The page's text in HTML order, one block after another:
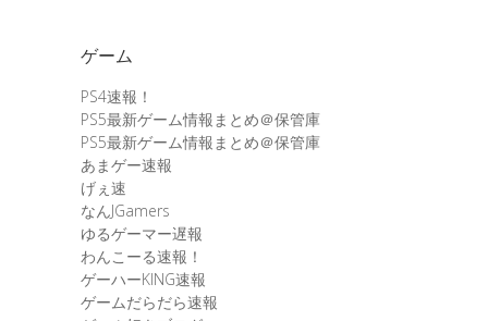
ゲーム
PS4速報！
PS5最新ゲーム情報まとめ＠保管庫
PS5最新ゲーム情報まとめ＠保管庫
あまゲー速報
げぇ速
なんJGamers
ゆるゲーマー遅報
わんこーる速報！
ゲーハーKING速報
ゲームだらだら速報